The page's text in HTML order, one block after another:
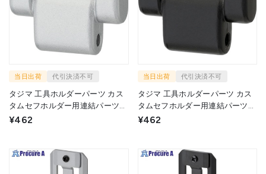
当日出荷 代引決済不可
タジマ 工具ホルダーパーツ カス
タムセフホルダー用連結パーツ
金属 シルバー SFP-JPSI 1個
¥462
当日出荷 代引決済不可
タジマ 工具ホルダーパーツ カス
タムセフホルダー用連結パーツ
金属 ブラック SFP-JPBK 1個
¥462